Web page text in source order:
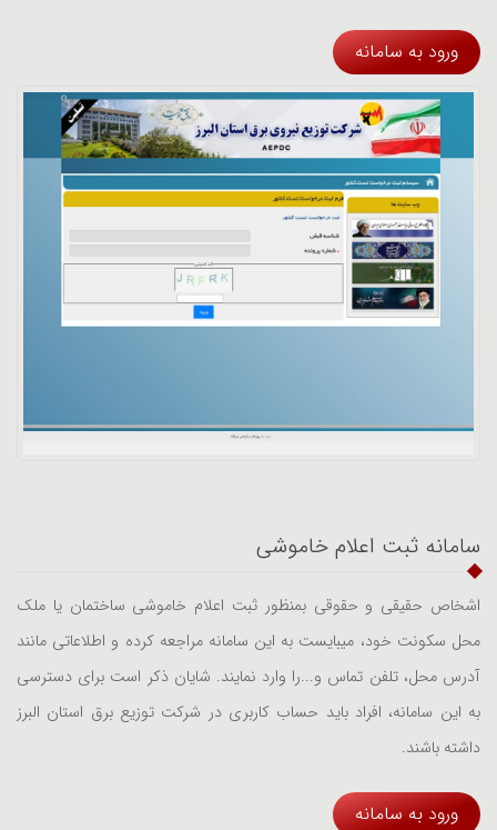
ورود به سامانه
سامانه ثبت اعلام خاموشی
اشخاص حقیقی و حقوقی بمنظور ثبت اعلام خاموشی ساختمان یا ملک
محل سکونت خود، میبایست به این سامانه مراجعه کرده و اطلاعاتی مانند
آدرس محل، تلفن تماس و...را وارد نمایند. شایان ذکر است برای دسترسی
به این سامانه، افراد باید حساب کاربری در شرکت توزیع برق استان البرز
داشته باشند.
ورود به سامانه